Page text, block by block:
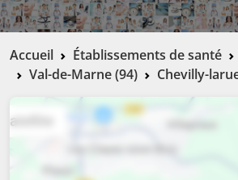
Accueil Établissements de santé
Val-de-Marne (94)
Chevilly-